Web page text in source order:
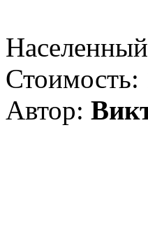
Стоимость:
Автор: